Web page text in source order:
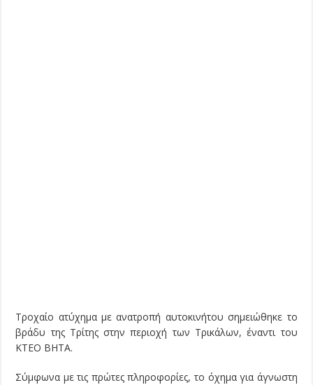
Τροχαίο ατύχημα με ανατροπή αυτοκινήτου σημειώθηκε το
βράδυ της Τρίτης στην περιοχή των Τρικάλων, έναντι του
ΚΤΕΟ ΒΗΤΑ.
Σύμφωνα με τις πρώτες πληροφορίες, το όχημα για άγνωστη